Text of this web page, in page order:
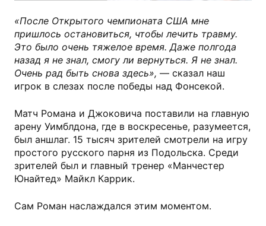
«После Открытого чемпионата США мне
пришлось остановиться, чтобы лечить травму.
Это было очень тяжелое время. Даже полгода
назад я не знал, смогу ли вернуться. Я не знал.
Очень рад быть снова здесь», — сказал наш
игрок в слезах после победы над Фонсекой.
Матч Романа и Джоковича поставили на главную
арену Уимблдона, где в воскресенье, разумеется,
был аншлаг. 15 тысяч зрителей смотрели на игру
простого русского парня из Подольска. Среди
зрителей был и главный тренер «Манчестер
Юнайтед» Майкл Каррик.
Сам Роман наслаждался этим моментом.